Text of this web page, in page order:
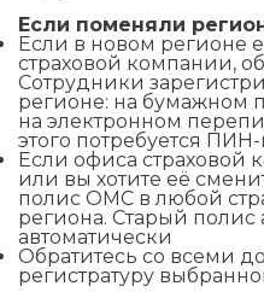
Если поменяли
Если в новом регионе
страховой компании,
Сотрудники
регионе: на бумажном
на электронном
этого потребуется
Если офиса страховой
или вы хотите её
полис ОМС в любой
региона. Старый полис
автоматически
Обратитесь со всеми
регистратуру